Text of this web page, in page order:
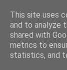
This site uses
and to analyze
shared with
metrics to
statistics, and